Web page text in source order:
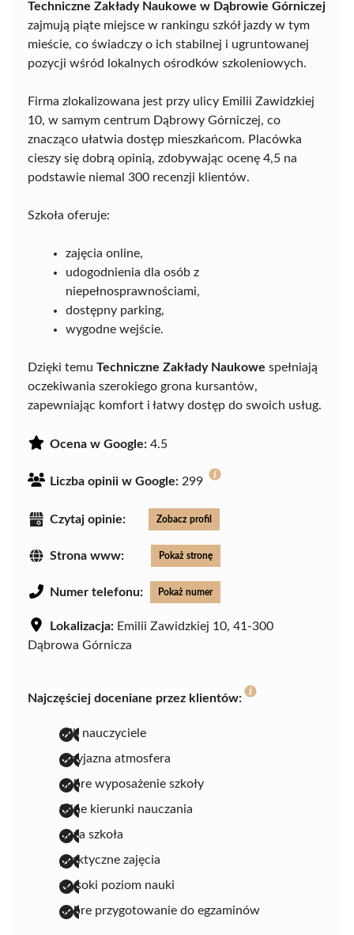
Techniczne Zakłady Naukowe w Dąbrowie Górniczej
zajmują piąte miejsce w rankingu szkół jazdy w tym
mieście, co świadczy o ich stabilnej i ugruntowanej
pozycji wśród lokalnych ośrodków szkoleniowych.
Firma zlokalizowana jest przy ulicy Emilii Zawidzkiej
10, w samym centrum Dąbrowy Górniczej, co
znacząco ułatwia dostęp mieszkańcom. Placówka
cieszy się dobrą opinią, zdobywając ocenę 4,5 na
podstawie niemal 300 recenzji klientów.
Szkoła oferuje:
zajęcia online,
udogodnienia dla osób z
niepełnosprawnościami,
dostępny parking,
wygodne wejście.
Dzięki temu Techniczne Zakłady Naukowe spełniają
oczekiwania szerokiego grona kursantów,
zapewniając komfort i łatwy dostęp do swoich usług.
Ocena w Google: 4.5
Liczba opinii w Google: 299
Czytaj opinie: Zobacz profil
Strona www: Pokaż stronę
Numer telefonu: Pokaż numer
Lokalizacja: Emilii Zawidzkiej 10, 41-300
Dąbrowa Górnicza
Najczęściej doceniane przez klientów:
mili nauczyciele
przyjazna atmosfera
dobre wyposażenie szkoły
fajne kierunki nauczania
duża szkoła
praktyczne zajęcia
wysoki poziom nauki
dobre przygotowanie do egzaminów